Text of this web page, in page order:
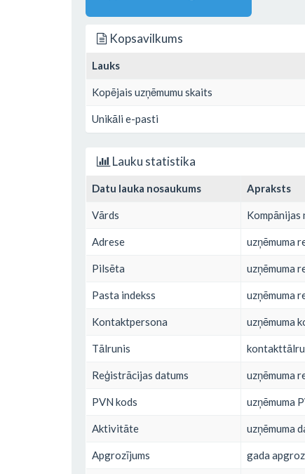
Kopsavilkums
Lauks
Kopējais uzņēmumu skaits
Unikāli e-pasti
Lauku statistika
Datu lauka nosaukums Apraksts
Vārds Kompānijas
Adrese uzņēmuma
Pilsēta uzņēmuma
Pasta indekss uzņēmuma
Kontaktpersona uzņēmuma
Tālrunis
Reģistrācijas datums uzņēmuma
PVN kods uzņēmuma
Aktivitāte uzņēmuma
Apgrozījums gada